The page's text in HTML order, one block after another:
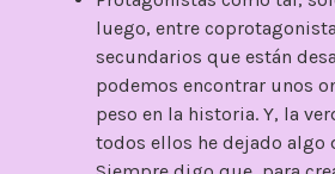
luego, entre
secundarios que están
podemos encontrar unos
peso en la historia. Y, la
todos ellos he dejado algo